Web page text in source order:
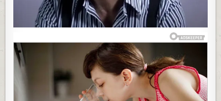
JE
SARAJEVO
PRIČALO
DA
JE
OSTAVILA
GA
ZBOG
BOGATAŠA,
A
ON